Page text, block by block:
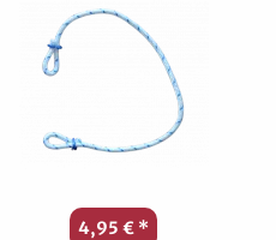
4,95 € *